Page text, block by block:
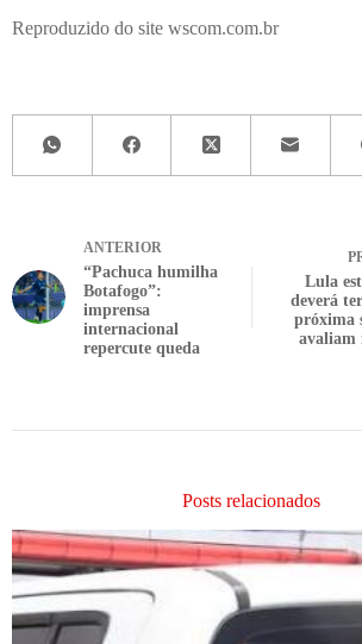
Reproduzido do site wscom.com.br
ANTERIOR
“Pachuca humilha
Botafogo”:
imprensa
internacional
repercute queda
Lula
deverá
próxima
avaliam
Posts relacionados